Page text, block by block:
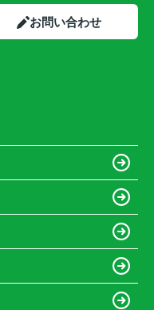
お問い合わせ